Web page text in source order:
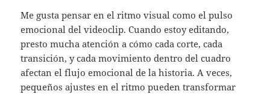
Me gusta pensar en el ritmo visual como el pulso
emocional del videoclip. Cuando estoy editando,
presto mucha atención a cómo cada corte, cada
transición, y cada movimiento dentro del cuadro
afectan el flujo emocional de la historia. A veces,
pequeños ajustes en el ritmo pueden transformar